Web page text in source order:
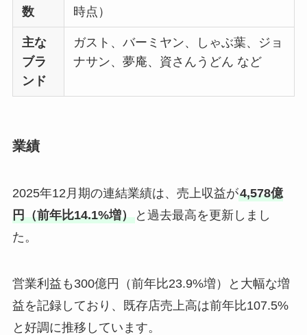
数
時点）
主な
ブラ
ンド
ガスト、バーミヤン、しゃぶ葉、ジョ
ナサン、夢庵、資さんうどん など
業績
2025年12月期の連結業績は、売上収益が4,578億
円（前年比14.1%増）と過去最高を更新しまし
た。
営業利益も300億円（前年比23.9%増）と大幅な増
益を記録しており、既存店売上高は前年比107.5%
と好調に推移しています。